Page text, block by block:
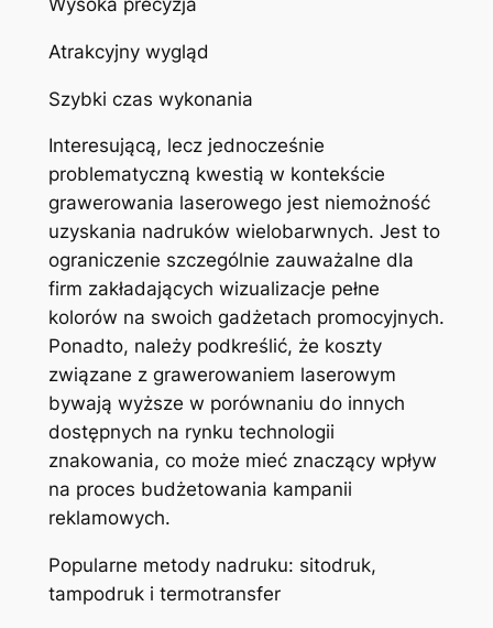
Wysoka precyzja
Atrakcyjny wygląd
Szybki czas wykonania
Interesującą, lecz jednocześnie
problematyczną kwestią w kontekście
grawerowania laserowego jest niemożność
uzyskania nadruków wielobarwnych. Jest to
ograniczenie szczególnie zauważalne dla
firm zakładających wizualizacje pełne
kolorów na swoich gadżetach promocyjnych.
Ponadto, należy podkreślić, że koszty
związane z grawerowaniem laserowym
bywają wyższe w porównaniu do innych
dostępnych na rynku technologii
znakowania, co może mieć znaczący wpływ
na proces budżetowania kampanii
reklamowych.
Popularne metody nadruku: sitodruk,
tampodruk i termotransfer